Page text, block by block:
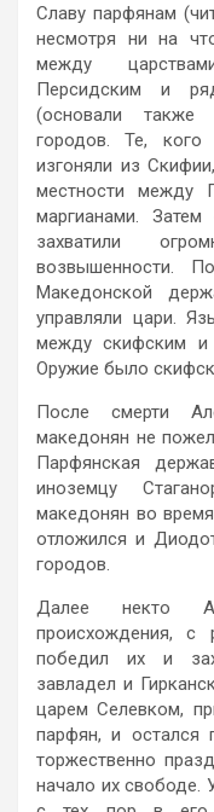
Славу парфянам
несмотря ни на
между
Персидским и
(основали
городов. Те, кого
изгоняли из
местности между
маргианами.
захватили
возвышенности.
Македонской
управляли цари.
между скифским
Оружие было
После смерти
македонян не
Парфянская
иноземцу
македонян во
отложился и
городов.
Далее некто
происхождения, с
победил их и
завладел и
царем Селевком,
парфян, и остался
торжественно
начало их свободе.